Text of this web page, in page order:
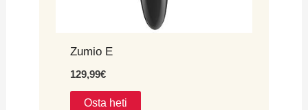
Zumio E
129,99€
Osta heti